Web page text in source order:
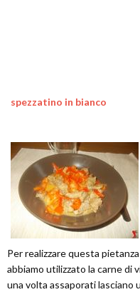
spezzatino in bianco
Per realizzare questa
abbiamo utilizzato la carne di
una volta assaporati